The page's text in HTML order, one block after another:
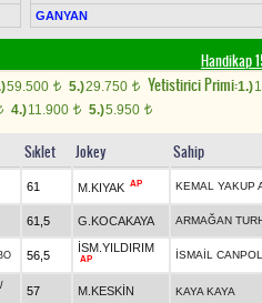
GANYAN
Handikap
59.500 t 5.)29.750 t Yetistirici Primi:1.)
4.)11.900 t 5.)5.950 t
Sıklet Jokey Sahip
61 M.KIYAK AP KEMAL YAKUP
61,5 G.KOCAKAYA ARMAĞAN
56,5
İSM.YILDIRIM
AP İSMAİL
/
57 M.KESKİN KAYA KAYA